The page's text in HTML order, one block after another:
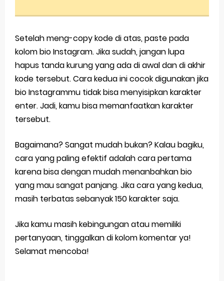
Setelah meng-copy kode di atas, paste pada
kolom bio Instagram. Jika sudah, jangan lupa
hapus tanda kurung yang ada di awal dan di akhir
kode tersebut. Cara kedua ini cocok digunakan jika
bio Instagrammu tidak bisa menyisipkan karakter
enter. Jadi, kamu bisa memanfaatkan karakter
tersebut.
Bagaimana? Sangat mudah bukan? Kalau bagiku,
cara yang paling efektif adalah cara pertama
karena bisa dengan mudah menanbahkan bio
yang mau sangat panjang. Jika cara yang kedua,
masih terbatas sebanyak 150 karakter saja.
Jika kamu masih kebingungan atau memiliki
pertanyaan, tinggalkan di kolom komentar ya!
Selamat mencoba!